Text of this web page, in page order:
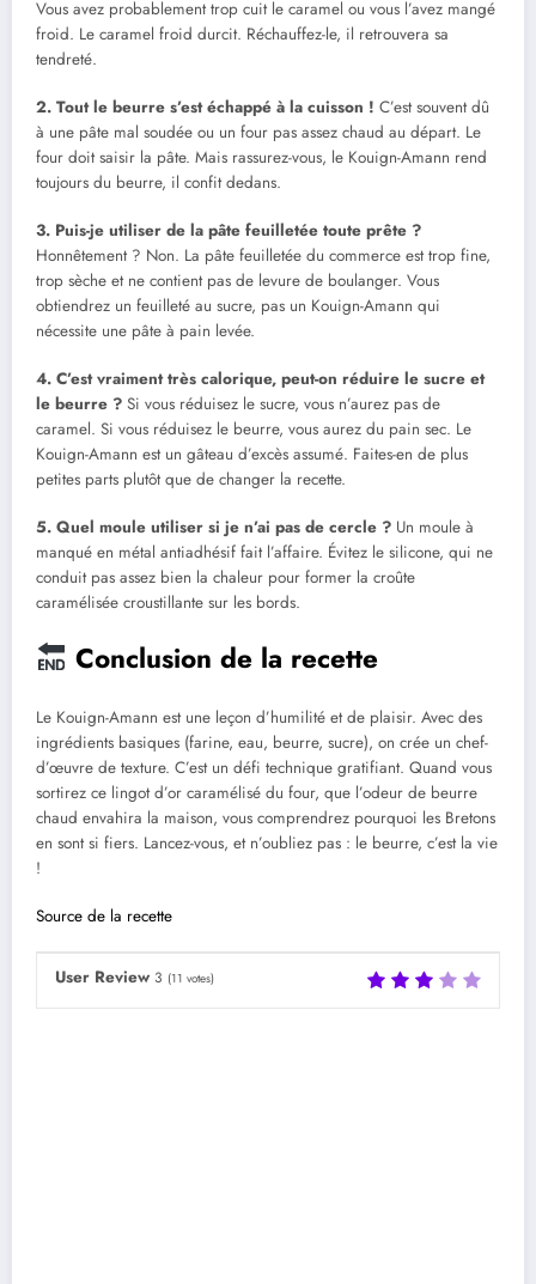
Vous avez probablement trop cuit le caramel ou vous l’avez mangé
froid. Le caramel froid durcit. Réchauffez-le, il retrouvera sa
tendreté.
2. Tout le beurre s’est échappé à la cuisson ! C’est souvent dû
à une pâte mal soudée ou un four pas assez chaud au départ. Le
four doit saisir la pâte. Mais rassurez-vous, le Kouign-Amann rend
toujours du beurre, il confit dedans.
3. Puis-je utiliser de la pâte feuilletée toute prête ?
Honnêtement ? Non. La pâte feuilletée du commerce est trop fine,
trop sèche et ne contient pas de levure de boulanger. Vous
obtiendrez un feuilleté au sucre, pas un Kouign-Amann qui
nécessite une pâte à pain levée.
4. C’est vraiment très calorique, peut-on réduire le sucre et
le beurre ? Si vous réduisez le sucre, vous n’aurez pas de
caramel. Si vous réduisez le beurre, vous aurez du pain sec. Le
Kouign-Amann est un gâteau d’excès assumé. Faites-en de plus
petites parts plutôt que de changer la recette.
5. Quel moule utiliser si je n’ai pas de cercle ? Un moule à
manqué en métal antiadhésif fait l’affaire. Évitez le silicone, qui ne
conduit pas assez bien la chaleur pour former la croûte
caramélisée croustillante sur les bords.
Conclusion de la recette
Le Kouign-Amann est une leçon d’humilité et de plaisir. Avec des
ingrédients basiques (farine, eau, beurre, sucre), on crée un chef-
d’œuvre de texture. C’est un défi technique gratifiant. Quand vous
sortirez ce lingot d’or caramélisé du four, que l’odeur de beurre
chaud envahira la maison, vous comprendrez pourquoi les Bretons
en sont si fiers. Lancez-vous, et n’oubliez pas : le beurre, c’est la vie
!
Source de la recette
User Review 3 (11 votes)